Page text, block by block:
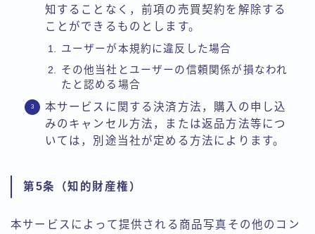
知することなく，前項の売買契約を解除する
ことができるものとします。
ユーザーが本規約に違反した場合
その他当社とユーザーの信頼関係が損なわれ
たと認める場合
本サービスに関する決済方法，購入の申し込
みのキャンセル方法，または返品方法等につ
いては，別途当社が定める方法によります。
第5条（知的財産権）
本サービスによって提供される商品写真その他のコン